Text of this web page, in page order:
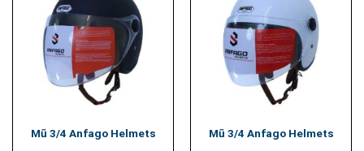
Mũ 3/4 Anfago Helmets Mũ 3/4 Anfago Helmets